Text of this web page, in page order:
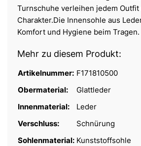
Turnschuhe verleihen jedem
Charakter.Die Innensohle aus
Komfort und Hygiene beim Tragen.
Mehr zu diesem Produkt:
Artikelnummer: F171810500
Obermaterial:
Glattleder
Innenmaterial:
Leder
Verschluss:
Schnürung
Sohlenmaterial: Kunststoffsohle